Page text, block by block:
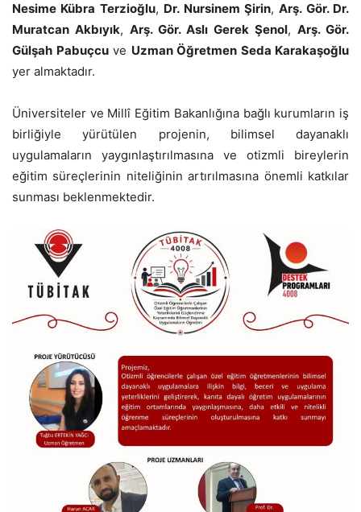
Nesime Kübra Terzioğlu, Dr. Nursinem Şirin,Arş. Gör. Dr.
Muratcan Akbıyık, Arş. Gör. Aslı Gerek Şenol, Arş. Gör.
Gülşah Pabuçcuve Uzman Öğretmen Seda Karakaşoğlu
yer almaktadır.
Üniversiteler ve Millî Eğitim Bakanlığına bağlı kurumların iş
birliğiyle yürütülen projenin, bilimsel dayanaklı
uygulamaların yaygınlaştırılmasına ve otizmli bireylerin
eğitim süreçlerinin niteliğinin artırılmasına önemli katkılar
sunması beklenmektedir.